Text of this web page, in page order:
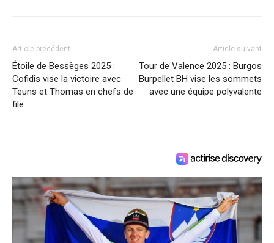
Article précédent
Étoile de Bessèges 2025 :
Cofidis vise la victoire avec
Teuns et Thomas en chefs de
file
Article suivant
Tour de Valence 2025 : Burgos
Burpellet BH vise les sommets
avec une équipe polyvalente